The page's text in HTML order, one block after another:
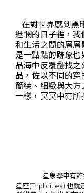
在對世界感到黑
迷惘的日子裡，
和生活之間的層
是一點點的跡象
品海中反覆翻找
品，佐以不同的
簡練、細緻與大
一樣，冥冥中有所
星象學中有
星座(Triplicities) 也就